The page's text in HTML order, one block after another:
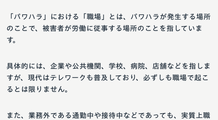
「パワハラ」における「職場」とは、パワハラが発生する場所
のことで、被害者が労働に従事する場所のことを指していま
す。
具体的には、企業や公共機関、学校、病院、店舗などを指しま
すが、現代はテレワークも普及しており、必ずしも職場で起こ
るとは限りません。
また、業務外である通勤中や接待中などであっても、実質上職